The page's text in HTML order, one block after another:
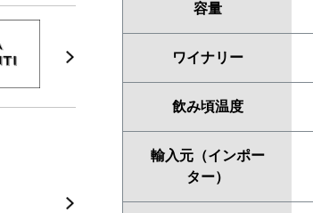
容量
ワイナリー
飲み頃温度
輸入元（インポー
ター）